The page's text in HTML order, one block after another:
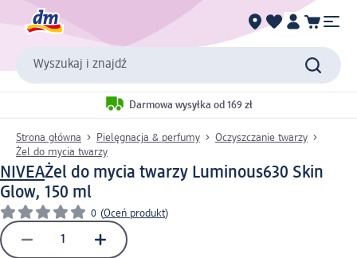
Wyszukaj i znajdź
Darmowa wysyłka od 169 zł
Strona główna Pielęgnacja & perfumy
Oczyszczanie twarzy
Żel do mycia twarzy
NIVEAŻel do mycia twarzy Luminous630 Skin
Glow, 150 ml
0 (Oceń produkt)